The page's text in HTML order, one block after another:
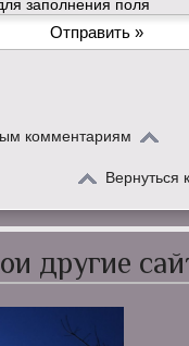
заполнения поля
комментариям
Вернуться
другие